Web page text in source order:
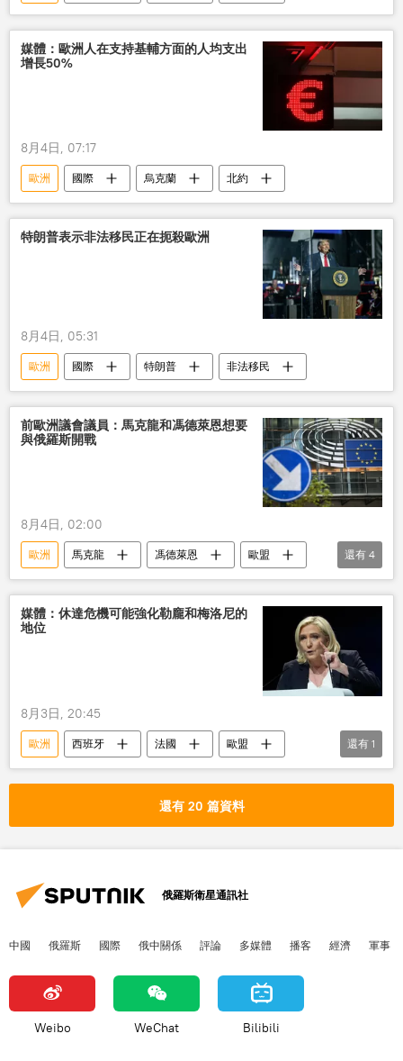
媒體：歐洲人在支持基輔方面的人均支出
增長50%
8月4日, 07:17
歐洲 國際 烏克蘭 北約
特朗普表示非法移民正在扼殺歐洲
8月4日, 05:31
歐洲 國際 特朗普 非法移民
前歐洲議會議員：馬克龍和馮德萊恩想要
與俄羅斯開戰
8月4日, 02:00
歐洲 馬克龍 馮德萊恩
歐盟
法國
戰爭 軍事 俄羅斯
還有 4
媒體：休達危機可能強化勒龐和梅洛尼的
地位
8月3日, 20:45
歐洲 西班牙 法國
歐盟
移民
還有 1
還有 20 篇資料
俄羅斯衛星通訊社
中國 俄羅斯 國際 俄中關係 評論 多媒體 播客 經濟 軍事
Weibo WeChat Bilibili